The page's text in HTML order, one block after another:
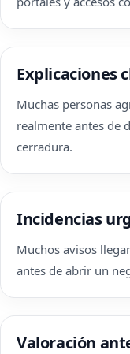
Explicaciones
Muchas personas
realmente antes de
cerradura.
Incidencias
Muchos avisos
antes de abrir un
Valoración